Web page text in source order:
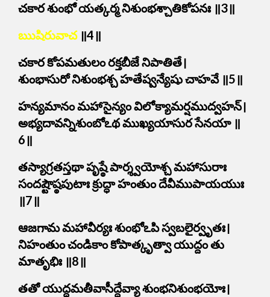
చకార శుంభో యత్కర్మ నిశుంభశ్చాతికోపనః ॥3॥
ఋషిరువాచ॥4॥
చకార కోపమతులం రక్తబీజే నిపాతితే।
శుంభాసురో నిశుంభశ్చ హతేష్వన్యేషు చాహవే ॥5॥
హన్యమానం మహాసైన్యం విలోక్యామర్షముద్వహన్।
అభ్యదావన్నిశుంబోఽథ ముఖ్యయాసుర సేనయా ॥
6॥
తస్యాగ్రతస్తథా పృష్ఠే పార్శ్వయోశ్చ మహాసురాః
సందష్టౌష్ఠపుటాః క్రుద్ధా హంతుం దేవీముపాయయుః
॥7॥
ఆజగామ మహావీర్యః శుంభోఽపి స్వబలైర్వృతః।
నిహంతుం చండికాం కోపాత్కృత్వా యుద్దం తు
మాతృభిః ॥8॥
తతో యుద్ధమతీవాసీద్దేవ్యా శుంభనిశుంభయోః।